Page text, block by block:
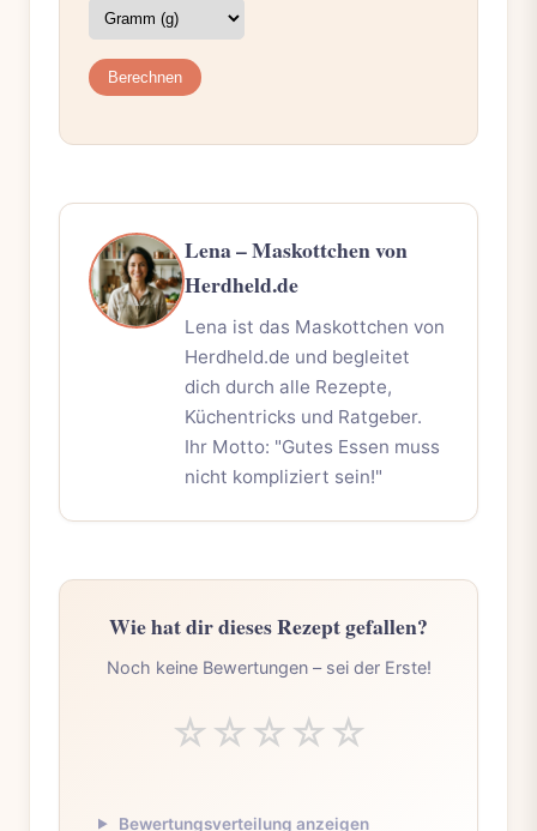
Berechnen
Lena – Maskottchen von
Herdheld.de
Lena ist das Maskottchen von
Herdheld.de und begleitet
dich durch alle Rezepte,
Küchentricks und Ratgeber.
Ihr Motto: "Gutes Essen muss
nicht kompliziert sein!"
Wie hat dir dieses Rezept gefallen?
Noch keine Bewertungen – sei der Erste!
☆☆☆☆☆
Bewertungsverteilung anzeigen